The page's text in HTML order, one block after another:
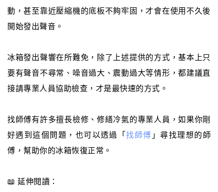
動，甚至靠近壓縮機的底板不夠牢固，才會在使用不久後
開始發出聲音。
冰箱發出聲響在所難免，除了上述提供的方式，基本上只
要有聲音不尋常、噪音過大、震動過大等情形，都建議直
接請專業人員協助檢查，才是最快速的方式。
找師傅有許多擅長檢修、修繕冷氣的專業人員，如果你剛
好遇到這個問題，也可以透過「找師傅 」尋找理想的師
傅，幫助你的冰箱恢復正常。
📖 延伸閱讀：